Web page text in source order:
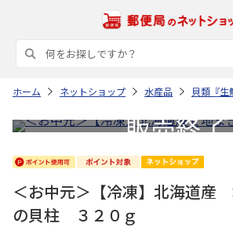
ホーム ネットショップ 水産品 貝類『生
＜お中元＞【冷凍】北海道産
の貝柱 ３２０ｇ